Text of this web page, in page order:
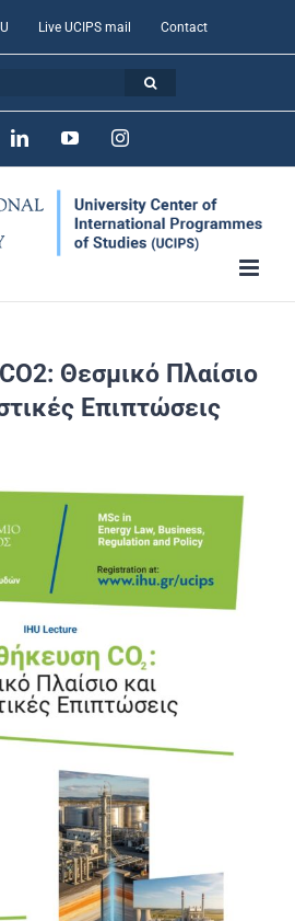
Live UCIPS mail Contact
LinkedInYouTubeInstagram
Θεσμικό Πλαίσιο
Επιπτώσεις